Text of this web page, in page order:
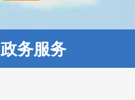
政务服务